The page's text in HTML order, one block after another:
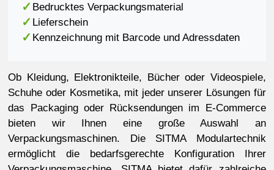
Bedrucktes Verpackungsmaterial
Lieferschein
Kennzeichnung mit Barcode und Adressdaten
Ob Kleidung, Elektronikteile, Bücher oder Videospiele,
Schuhe oder Kosmetika, mit jeder unserer Lösungen für
das Packaging oder Rücksendungen im E-Commerce
bieten wir Ihnen eine große Auswahl an
Verpackungsmaschinen. Die SITMA Modulartechnik
ermöglicht die bedarfsgerechte Konfiguration Ihrer